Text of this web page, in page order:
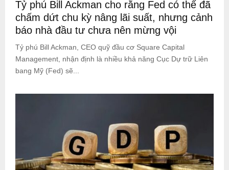
Tỷ phú Bill Ackman cho rằng Fed có thể đã
chấm dứt chu kỳ nâng lãi suất, nhưng cảnh
báo nhà đầu tư chưa nên mừng vội
Tỷ phú Bill Ackman, CEO quỹ đầu cơ Square Capital
Management, nhận định là nhiều khả năng Cục Dự trữ Liên
bang Mỹ (Fed) sẽ...